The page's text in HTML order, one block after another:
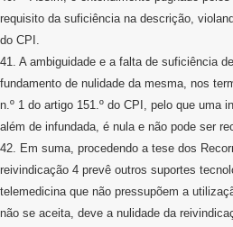
requisito da suficiência na descrição,
do CPI.
41. A ambiguidade e a falta de suficiência
fundamento de nulidade da mesma, nos
n.º 1 do artigo 151.º do CPI, pelo que uma
além de infundada, é nula e não pode ser
42. Em suma, procedendo a tese dos
reivindicação 4 prevê outros suportes
telemedicina que não pressupõem a
não se aceita, deve a nulidade da